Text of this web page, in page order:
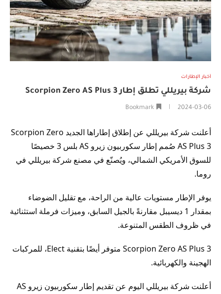
أخبار الإطارات
شركة بيريللي تطلق إطار Scorpion Zero AS Plus 3
2024-03-06
Bookmark
أعلنت شركة بيريللي عن إطلاق إطاراها الجديد Scorpion Zero
AS Plus 3 صُمم إطار سكوربيون زيرو AS بلس 3 خصيصًا
للسوق الأمريكي الشمالي، ويُصنّع في مصنع شركة بيريللي في
روما.
يوفر الإطار مستويات عالية من الراحة، مع تقليل الضوضاء
بمقدار 1 ديسيبل مقارنةً بالجيل السابق، وميزات فرملة استثنائية
في ظروف الطقس المتنوعة.
Scorpion Zero AS Plus 3 متوفر أيضًا بتقنية Elect، للمركبات
الهجينة والكهربائية.
أعلنت شركة بيريللي اليوم عن تقديم إطار سكوربيون زيرو AS